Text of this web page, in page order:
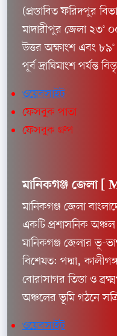
(প্রস্তাবিত ফরিদপুর
মাদারীপুর জেলা ২৩°
উত্তর অক্ষাংশ এবং ৮৯°
পূর্ব দ্রাঘিমাংশ পর্যন্ত
ওয়েবসাইট
ফেসবুক পাতা
ফেসবুক গ্রুপ
মানিকগঞ্জ জেলা [
মানিকগঞ্জ জেলা
একটি প্রশাসনিক
মানিকগঞ্জ জেলার ভূ-
বিশেষত: পদ্মা,
বোরাসাগর তিস্তা ও
অঞ্চলের ভূমি গঠনে
ওয়েবসাইট